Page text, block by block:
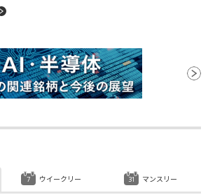
ウイークリー マンスリー